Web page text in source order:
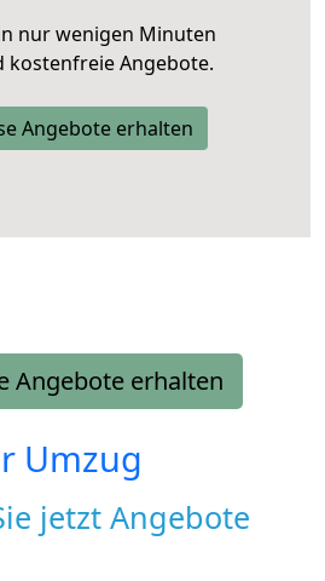
nur wenigen Minuten
kostenfreie Angebote.
Angebote erhalten
Angebote erhalten
Umzug
jetzt Angebote